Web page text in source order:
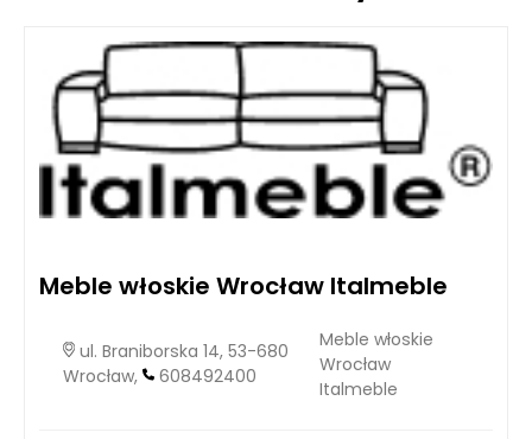
Meble włoskie Wrocław Italmeble
ul. Braniborska 14, 53-680
Wrocław,
608492400
Meble włoskie
Wrocław
Italmeble